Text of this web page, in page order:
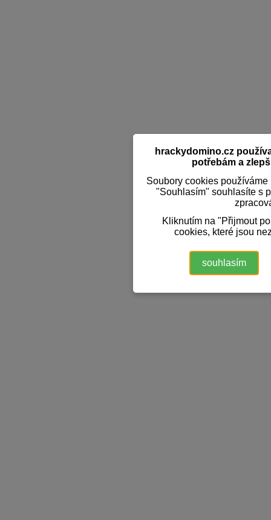
hrackydomino.cz
potřebám a
Soubory cookies
"Souhlasím" souhlasíte s
Kliknutím na "Přijmout
cookies, které jsou
souhlasím